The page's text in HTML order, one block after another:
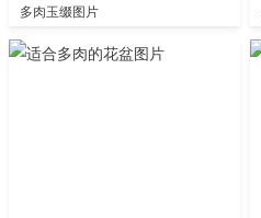
多肉玉缀图片